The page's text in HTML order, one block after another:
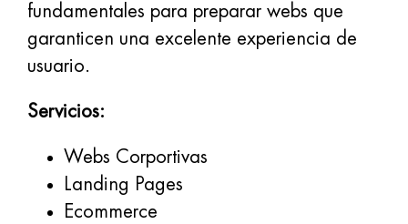
fundamentales para preparar webs que
garanticen una excelente experiencia de
usuario.
Servicios:
Webs Corportivas
Landing Pages
Ecommerce